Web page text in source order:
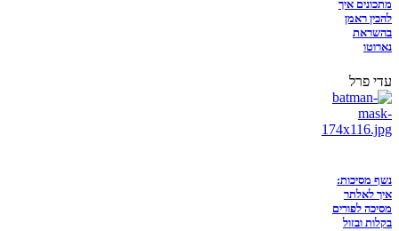
מתכונים איך
להכין ראמן
בהשראת
נארוטו
עדי פרל
נשף מסיכות:
איך לאלתר
מסיכה לפורים
בקלות ובזול